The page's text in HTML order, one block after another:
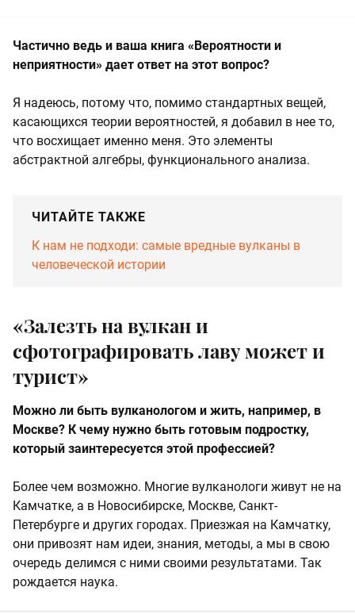
Частично ведь и ваша книга «Вероятности и
неприятности» дает ответ на этот вопрос?
Я надеюсь, потому что, помимо стандартных вещей,
касающихся теории вероятностей, я добавил в нее то,
что восхищает именно меня. Это элементы
абстрактной алгебры, функционального анализа.
ЧИТАЙТЕ ТАКЖЕ
К нам не подходи: самые вредные вулканы в
человеческой истории
«Залезть на вулкан и
сфотографировать лаву может и
турист»
Можно ли быть вулканологом и жить, например, в
Москве? К чему нужно быть готовым подростку,
который заинтересуется этой профессией?
Более чем возможно. Многие вулканологи живут не на
Камчатке, а в Новосибирске, Москве, Санкт-
Петербурге и других городах. Приезжая на Камчатку,
они привозят нам идеи, знания, методы, а мы в свою
очередь делимся с ними своими результатами. Так
рождается наука.